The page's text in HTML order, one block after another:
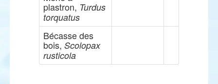
plastron, Turdus
torquatus
Bécasse des
bois, Scolopax
rusticola